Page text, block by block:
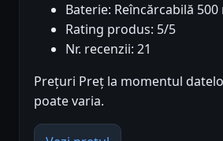
Baterie: Reîncărcabilă 500
Rating produs: 5/5
Nr. recenzii: 21
Prețuri Preț la momentul
poate varia.